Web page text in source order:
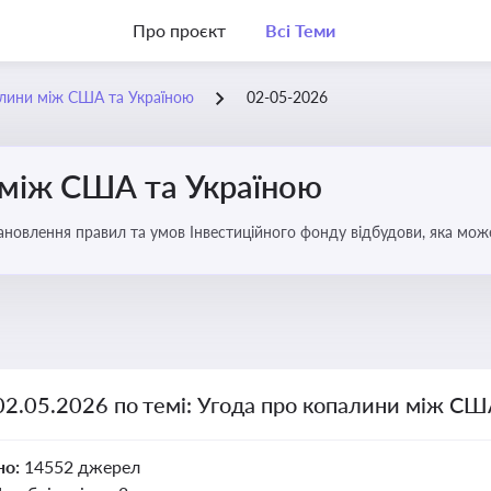
Про проєкт Всі Теми
між США та Україною 02-05-2026
США та Україною
правил та умов Інвестиційного фонду відбудови, яка
по темі: Угода про копалини між
14552 джерел